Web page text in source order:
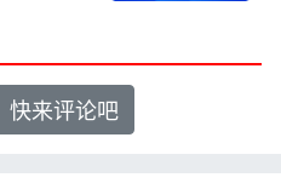
快来评论吧